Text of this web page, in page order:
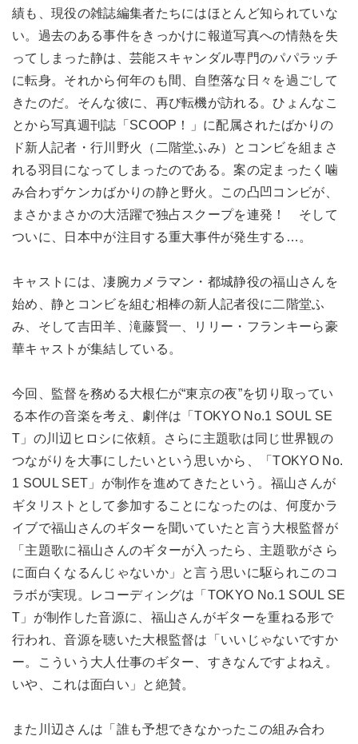
績も、現役の雑誌編集者たちにはほとんど知られていな
い。過去のある事件をきっかけに報道写真への情熱を失
ってしまった静は、芸能スキャンダル専門のパパラッチ
に転身。それから何年のも間、自堕落な日々を過ごして
きたのだ。そんな彼に、再び転機が訪れる。ひょんなこ
とから写真週刊誌「SCOOP！」に配属されたばかりの
ド新人記者・行川野火（二階堂ふみ）とコンビを組まさ
れる羽目になってしまったのである。案の定まったく噛
み合わずケンカばかりの静と野火。この凸凹コンビが、
まさかまさかの大活躍で独占スクープを連発！ そして
ついに、日本中が注目する重大事件が発生する…。
キャストには、凄腕カメラマン・都城静役の福山さんを
始め、静とコンビを組む相棒の新人記者役に二階堂ふ
み、そして吉田羊、滝藤賢一、リリー・フランキーら豪
華キャストが集結している。
今回、監督を務める大根仁が“東京の夜”を切り取ってい
る本作の音楽を考え、劇伴は「TOKYO No.1 SOUL SE
T」の川辺ヒロシに依頼。さらに主題歌は同じ世界観の
つながりを大事にしたいという思いから、「TOKYO No.
1 SOUL SET」が制作を進めてきたという。福山さんが
ギタリストとして参加することになったのは、何度かラ
イブで福山さんのギターを聞いていたと言う大根監督が
「主題歌に福山さんのギターが入ったら、主題歌がさら
に面白くなるんじゃないか」と言う思いに駆られこのコ
ラボが実現。レコーディングは「TOKYO No.1 SOUL SE
T」が制作した音源に、福山さんがギターを重ねる形で
行われ、音源を聴いた大根監督は「いいじゃないですか
ー。こういう大人仕事のギター、すきなんですよねえ。
いや、これは面白い」と絶賛。
また川辺さんは「誰も予想できなかったこの組み合わ